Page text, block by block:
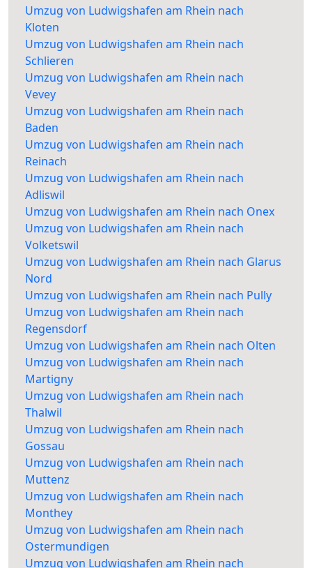
Umzug von Ludwigshafen am Rhein nach
Kloten
Umzug von Ludwigshafen am Rhein nach
Schlieren
Umzug von Ludwigshafen am Rhein nach
Vevey
Umzug von Ludwigshafen am Rhein nach
Baden
Umzug von Ludwigshafen am Rhein nach
Reinach
Umzug von Ludwigshafen am Rhein nach
Adliswil
Umzug von Ludwigshafen am Rhein nach Onex
Umzug von Ludwigshafen am Rhein nach
Volketswil
Umzug von Ludwigshafen am Rhein nach Glarus
Nord
Umzug von Ludwigshafen am Rhein nach Pully
Umzug von Ludwigshafen am Rhein nach
Regensdorf
Umzug von Ludwigshafen am Rhein nach Olten
Umzug von Ludwigshafen am Rhein nach
Martigny
Umzug von Ludwigshafen am Rhein nach
Thalwil
Umzug von Ludwigshafen am Rhein nach
Gossau
Umzug von Ludwigshafen am Rhein nach
Muttenz
Umzug von Ludwigshafen am Rhein nach
Monthey
Umzug von Ludwigshafen am Rhein nach
Ostermundigen
Umzug von Ludwigshafen am Rhein nach